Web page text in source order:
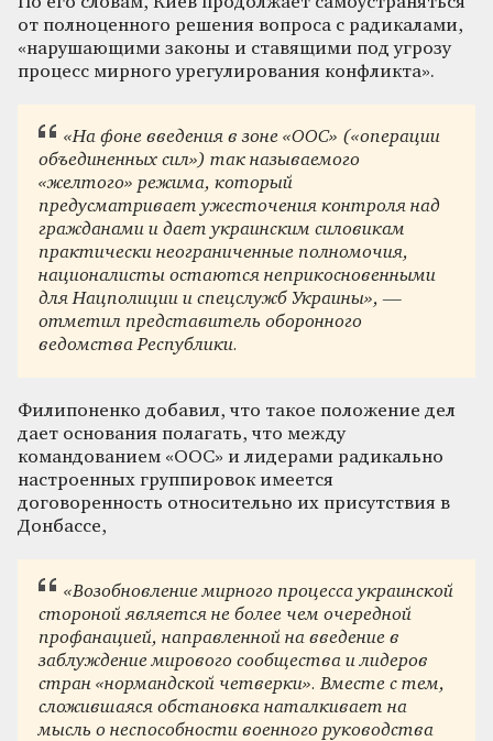
от полноценного решения вопроса с радикалами,
«нарушающими законы и ставящими под угрозу
процесс мирного урегулирования конфликта».
«На фоне введения в зоне «ООС» («операции
объединенных сил») так называемого
«желтого» режима, который
предусматривает ужесточения контроля над
гражданами и дает украинским силовикам
практически неограниченные полномочия,
националисты остаются неприкосновенными
для Нацполиции и спецслужб Украины», —
отметил представитель оборонного
ведомства Республики.
Филипоненко добавил, что такое положение дел
дает основания полагать, что между
командованием «ООС» и лидерами радикально
настроенных группировок имеется
договоренность относительно их присутствия в
Донбассе,
«Возобновление мирного процесса украинской
стороной является не более чем очередной
профанацией, направленной на введение в
заблуждение мирового сообщества и лидеров
стран «нормандской четверки». Вместе с тем,
сложившаяся обстановка наталкивает на
мысль о неспособности военного руководства